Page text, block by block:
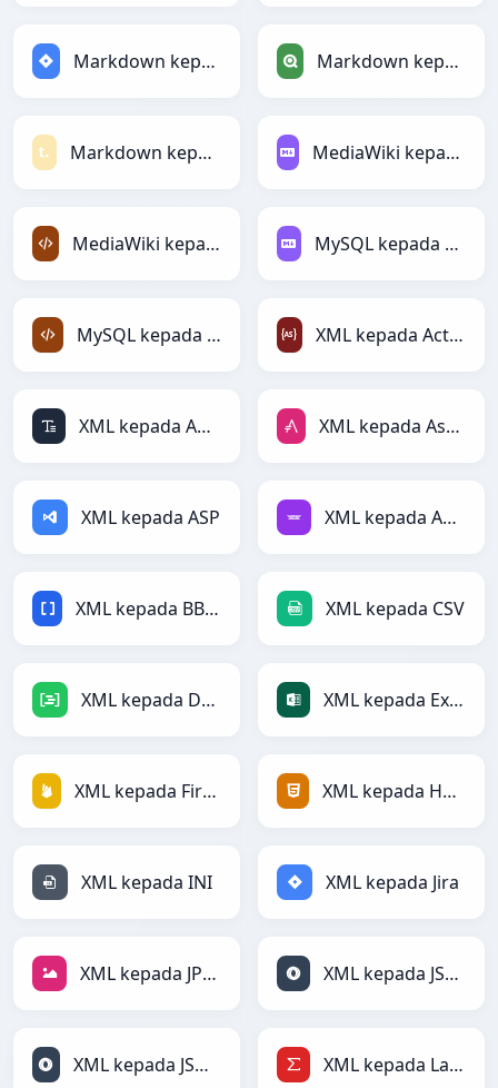
Markdown kepada Jira Markdown kepada Qlik
Markdown kepada Textile MediaWiki kepada Markdown
MediaWiki kepada XML MySQL kepada Markdown
MySQL kepada XML XML kepada ActionScript
XML kepada ASCII XML kepada AsciiDoc
XML kepada ASP XML kepada Avro
XML kepada BBCode XML kepada CSV
XML kepada DAX XML kepada Excel
XML kepada Firebase XML kepada HTML
XML kepada INI XML kepada Jira
XML kepada JPEG XML kepada JSON
XML kepada JSONLines XML kepada LaTeX